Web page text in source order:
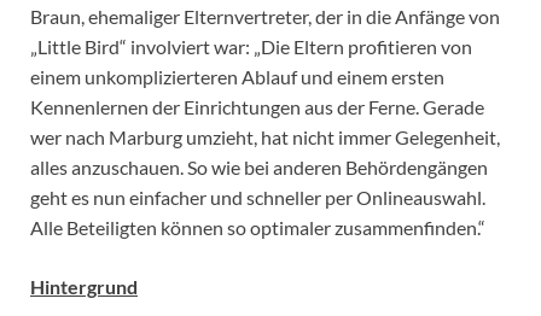
Braun, ehemaliger Elternvertreter, der in die Anfänge von
„Little Bird“ involviert war: „Die Eltern profitieren von
einem unkomplizierteren Ablauf und einem ersten
Kennenlernen der Einrichtungen aus der Ferne. Gerade
wer nach Marburg umzieht, hat nicht immer Gelegenheit,
alles anzuschauen. So wie bei anderen Behördengängen
geht es nun einfacher und schneller per Onlineauswahl.
Alle Beteiligten können so optimaler zusammenfinden.“
Hintergrund